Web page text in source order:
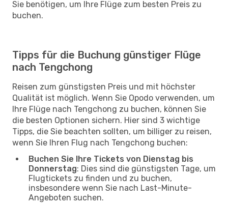
Sie benötigen, um Ihre Flüge zum besten Preis zu
buchen.
Tipps für die Buchung günstiger Flüge
nach Tengchong
Reisen zum günstigsten Preis und mit höchster
Qualität ist möglich. Wenn Sie Opodo verwenden, um
Ihre Flüge nach Tengchong zu buchen, können Sie
die besten Optionen sichern. Hier sind 3 wichtige
Tipps, die Sie beachten sollten, um billiger zu reisen,
wenn Sie Ihren Flug nach Tengchong buchen:
Buchen Sie Ihre Tickets von Dienstag bis
Donnerstag: Dies sind die günstigsten Tage, um
Flugtickets zu finden und zu buchen,
insbesondere wenn Sie nach Last-Minute-
Angeboten suchen.